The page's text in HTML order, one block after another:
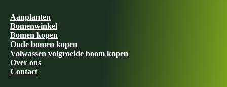
Aanplanten
Bomenwinkel
Bomen kopen
Oude bomen kopen
Volwassen volgroeide boom kopen
Over ons
Contact